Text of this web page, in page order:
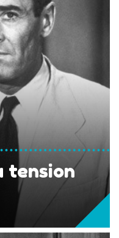
tension